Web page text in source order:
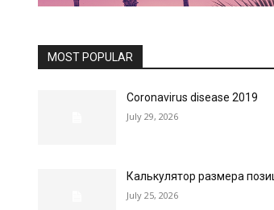
MOST POPULAR
Coronavirus disease 2019
July 29, 2026
Калькулятор размера
July 25, 2026